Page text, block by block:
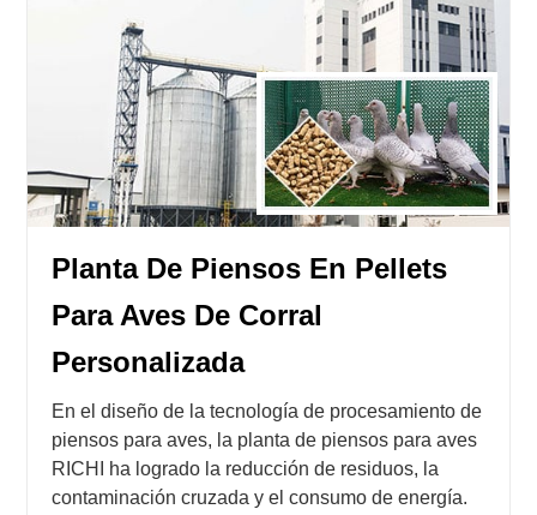
Planta De Piensos En Pellets
Para Aves De Corral
Personalizada
En el diseño de la tecnología de procesamiento de
piensos para aves, la planta de piensos para aves
RICHI ha logrado la reducción de residuos, la
contaminación cruzada y el consumo de energía.